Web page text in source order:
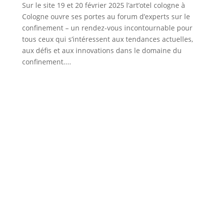
Sur le site 19 et 20 février 2025 l’art’otel cologne à
Cologne ouvre ses portes au forum d’experts sur le
confinement – un rendez-vous incontournable pour
tous ceux qui s’intéressent aux tendances actuelles,
aux défis et aux innovations dans le domaine du
confinement....